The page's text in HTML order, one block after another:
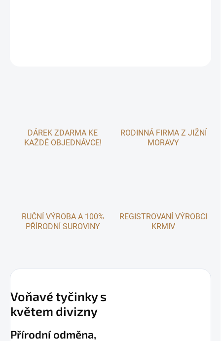
DÁREK ZDARMA KE
KAŽDÉ OBJEDNÁVCE!
RODINNÁ FIRMA Z JIŽNÍ
MORAVY
RUČNÍ VÝROBA A 100%
PŘÍRODNÍ SUROVINY
REGISTROVANÍ VÝROBCI
KRMIV
Voňavé tyčinky s
květem divizny
Přírodní odměna,